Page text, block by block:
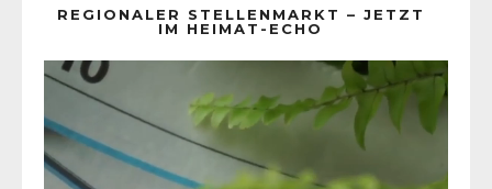
REGIONALER STELLENMARKT – JETZT
IM HEIMAT-ECHO
Player